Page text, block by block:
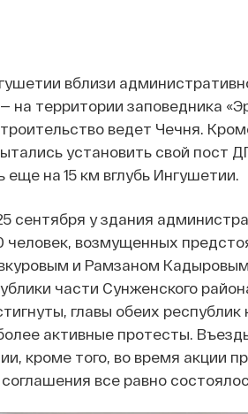
вблизи
на территории заповедника
ведет Чечня.
установить свой пост
на 15 км вглубь Ингушетии.
сентября у здания
человек, возмущенных
и Рамзаном
части Сунженского
главы обеих
активные протесты.
кроме того, во время акции
все равно